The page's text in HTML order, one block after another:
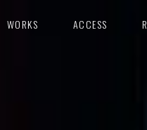
WORKS ACCESS